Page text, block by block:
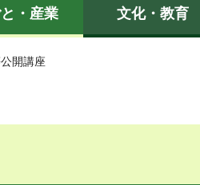
・産業 文化・教育
開講座